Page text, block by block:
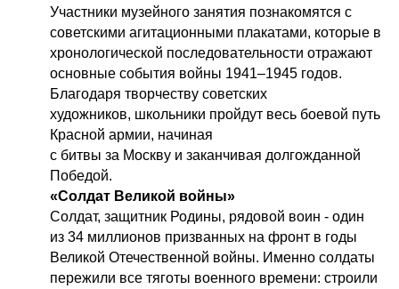
Участники музейного занятия познакомятся с
советскими агитационными плакатами, которые в
хронологической последовательности отражают
основные события войны 1941–1945 годов.
Благодаря творчеству советских
художников, школьники пройдут весь боевой путь
Красной армии, начиная
с битвы за Москву и заканчивая долгожданной
Победой.
«Солдат Великой войны»
Солдат, защитник Родины, рядовой воин - один
из 34 миллионов призванных на фронт в годы
Великой Отечественной войны. Именно солдаты
пережили все тяготы военного времени: строили